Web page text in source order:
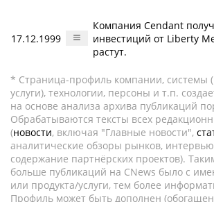
17.12.1999
Компания Cendant
инвестиций от Liberty
растут.
* Страница-профиль компании, системы
услуги), технологии, персоны и т.п.
на основе анализа архива публикаций
Обрабатываются тексты всех
(новости, включая "Главные новости",
аналитические обзоры рынков,
содержание партнёрских проектов).
больше публикаций на CNews было с
или продукта/услуги, тем более
Профиль может быть дополнен